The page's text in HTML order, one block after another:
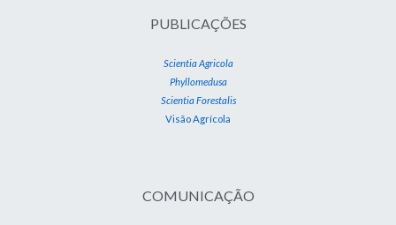
PUBLICAÇÕES
Scientia Agricola
Phyllomedusa
Scientia Forestalis
Visão Agrícola
COMUNICAÇÃO